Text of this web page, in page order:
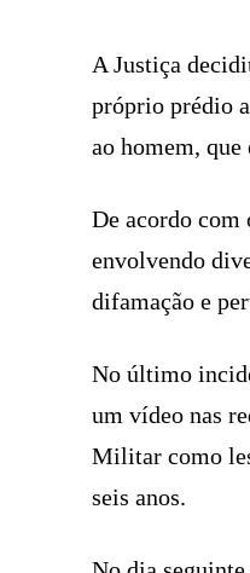
A Justiça
próprio prédio
ao homem,
De acordo com
envolvendo
difamação e
No último
um vídeo nas
Militar como
seis anos.